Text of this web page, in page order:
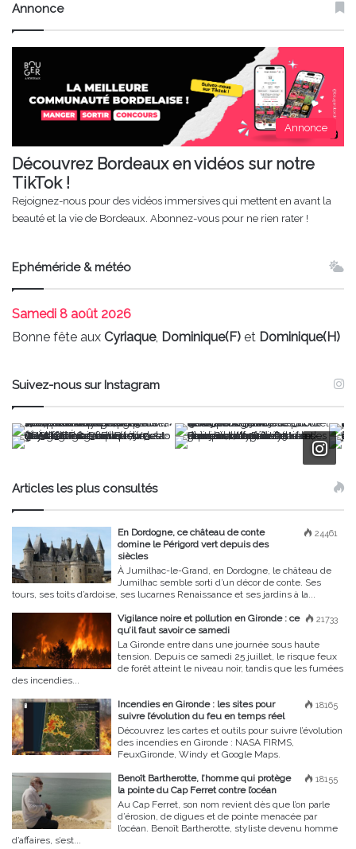
Annonce
Annonce
Découvrez Bordeaux en vidéos sur notre
TikTok !
Rejoignez-nous pour des vidéos immersives qui mettent en avant la
beauté et la vie de Bordeaux. Abonnez-vous pour ne rien rater !
Ephéméride & météo
Samedi 8 août 2026
Bonne fête aux Cyriaque, Dominique(F) et Dominique(H)
Suivez-nous sur Instagram
Articles les plus consultés
24461
En Dordogne, ce château de conte
domine le Périgord vert depuis des
siècles
À Jumilhac-le-Grand, en Dordogne, le château de
Jumilhac semble sorti d’un décor de conte. Ses
tours, ses toits d’ardoise, ses lucarnes Renaissance et ses jardins à la...
21733
Vigilance noire et pollution en Gironde : ce
qu’il faut savoir ce samedi
La Gironde entre dans une journée sous haute
tension. Depuis ce samedi 25 juillet, le risque feux
de forêt atteint le niveau noir, tandis que les fumées
des incendies...
18165
Incendies en Gironde : les sites pour
suivre l’évolution du feu en temps réel
Découvrez les cartes et outils pour suivre l’évolution
des incendies en Gironde : NASA FIRMS,
FeuxGironde, Windy et Google Maps.
18155
Benoît Bartherotte, l’homme qui protège
la pointe du Cap Ferret contre l’océan
Au Cap Ferret, son nom revient dès que l’on parle
d’érosion, de digues et de pointe menacée par
l’océan. Benoît Bartherotte, styliste devenu homme
d’affaires, s’est...